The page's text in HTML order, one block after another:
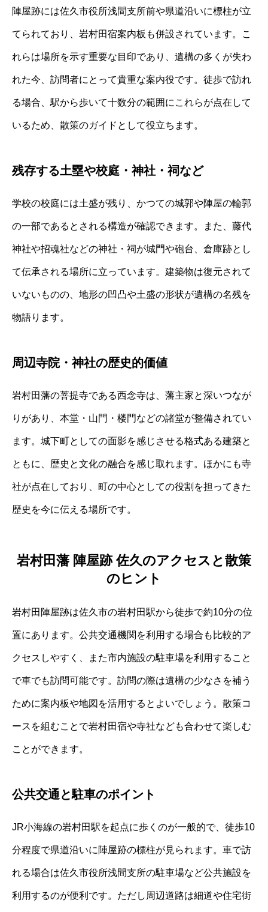
陣屋跡には佐久市役所浅間支所前や県道沿いに標柱が立
てられており、岩村田宿案内板も併設されています。こ
れらは場所を示す重要な目印であり、遺構の多くが失わ
れた今、訪問者にとって貴重な案内役です。徒歩で訪れ
る場合、駅から歩いて十数分の範囲にこれらが点在して
いるため、散策のガイドとして役立ちます。
残存する土塁や校庭・神社・祠など
学校の校庭には土盛が残り、かつての城郭や陣屋の輪郭
の一部であるとされる構造が確認できます。また、藤代
神社や招魂社などの神社・祠が城門や砲台、倉庫跡とし
て伝承される場所に立っています。建築物は復元されて
いないものの、地形の凹凸や土盛の形状が遺構の名残を
物語ります。
周辺寺院・神社の歴史的価値
岩村田藩の菩提寺である西念寺は、藩主家と深いつなが
りがあり、本堂・山門・楼門などの諸堂が整備されてい
ます。城下町としての面影を感じさせる格式ある建築と
ともに、歴史と文化の融合を感じ取れます。ほかにも寺
社が点在しており、町の中心としての役割を担ってきた
歴史を今に伝える場所です。
岩村田藩 陣屋跡 佐久のアクセスと散策
のヒント
岩村田陣屋跡は佐久市の岩村田駅から徒歩で約10分の位
置にあります。公共交通機関を利用する場合も比較的ア
クセスしやすく、また市内施設の駐車場を利用すること
で車でも訪問可能です。訪問の際は遺構の少なさを補う
ために案内板や地図を活用するとよいでしょう。散策コ
ースを組むことで岩村田宿や寺社なども合わせて楽しむ
ことができます。
公共交通と駐車のポイント
JR小海線の岩村田駅を起点に歩くのが一般的で、徒歩10
分程度で県道沿いに陣屋跡の標柱が見られます。車で訪
れる場合は佐久市役所浅間支所の駐車場など公共施設を
利用するのが便利です。ただし周辺道路は細道や住宅街